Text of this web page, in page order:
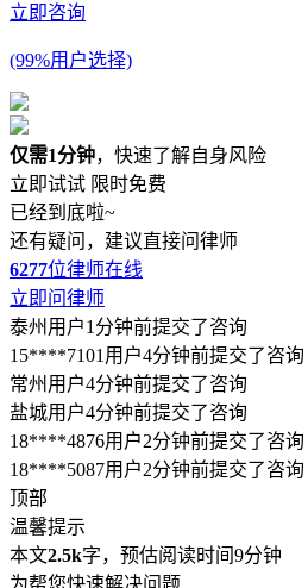
立即咨询
(99%用户选择)
仅需1分钟，快速了解自身风险
立即试试 限时免费
已经到底啦~
还有疑问，建议直接问律师
6277位律师在线
立即问律师
泰州用户1分钟前提交了咨询
15****7101用户4分钟前提交了咨询
常州用户4分钟前提交了咨询
盐城用户4分钟前提交了咨询
18****4876用户2分钟前提交了咨询
18****5087用户2分钟前提交了咨询
顶部
温馨提示
本文2.5k字，预估阅读时间9分钟
为帮您快速解决问题